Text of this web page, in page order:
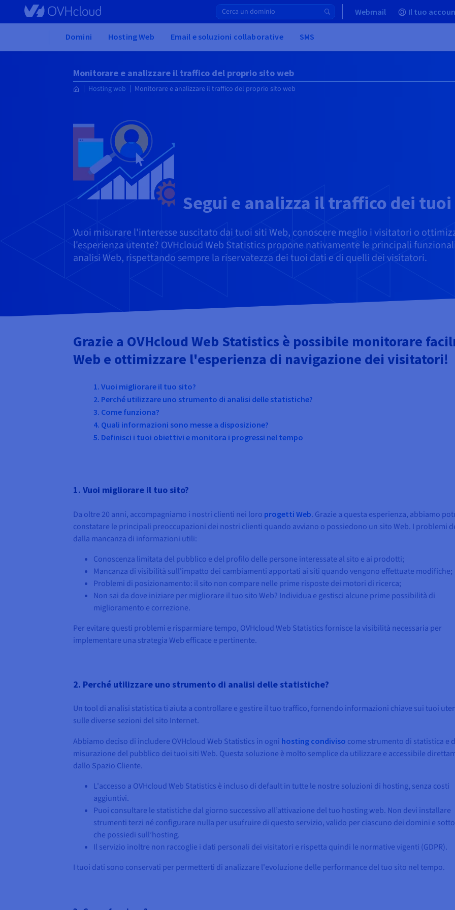
Skip to main content
Webmail Il tuo
Domini Hosting Web Email e soluzioni collaborative SMS
Monitorare e analizzare il traffico del proprio sito web
Hosting web Monitorare e analizzare il traffico del proprio sito web
Segui e analizza il traffico dei
Vuoi misurare l'interesse suscitato dai tuoi siti Web, conoscere meglio i visitatori o
l'esperienza utente? OVHcloud Web Statistics propone nativamente le principali
analisi Web, rispettando sempre la riservatezza dei tuoi dati e di quelli dei visitatori.
Grazie a OVHcloud Web Statistics è possibile monitorare
Web e ottimizzare l'esperienza di navigazione dei visitatori!
1. Vuoi migliorare il tuo sito?
2. Perché utilizzare uno strumento di analisi delle statistiche?
3. Come funziona?
4. Quali informazioni sono messe a disposizione?
5. Definisci i tuoi obiettivi e monitora i progressi nel tempo
1. Vuoi migliorare il tuo sito?
Da oltre 20 anni, accompagniamo i nostri clienti nei loro progetti Web. Grazie a questa esperienza, abbiamo
constatare le principali preoccupazioni dei nostri clienti quando avviano o possiedono un sito Web. I problemi
dalla mancanza di informazioni utili:
Conoscenza limitata del pubblico e del profilo delle persone interessate al sito e ai prodotti;
Mancanza di visibilità sull'impatto dei cambiamenti apportati ai siti quando vengono effettuate modifiche;
Problemi di posizionamento: il sito non compare nelle prime risposte dei motori di ricerca;
Non sai da dove iniziare per migliorare il tuo sito Web? Individua e gestisci alcune prime possibilità di
miglioramento e correzione.
Per evitare questi problemi e risparmiare tempo, OVHcloud Web Statistics fornisce la visibilità necessaria per
implementare una strategia Web efficace e pertinente.
2. Perché utilizzare uno strumento di analisi delle statistiche?
Un tool di analisi statistica ti aiuta a controllare e gestire il tuo traffico, fornendo informazioni chiave sui tuoi
sulle diverse sezioni del sito Internet.
Abbiamo deciso di includere OVHcloud Web Statistics in ogni hosting condiviso come strumento di statistica e
misurazione del pubblico dei tuoi siti Web. Questa soluzione è molto semplice da utilizzare e accessibile
dallo Spazio Cliente.
L'accesso a OVHcloud Web Statistics è incluso di default in tutte le nostre soluzioni di hosting, senza costi
aggiuntivi.
Puoi consultare le statistiche dal giorno successivo all’attivazione del tuo hosting web. Non devi installare
strumenti terzi né configurare nulla per usufruire di questo servizio, valido per ciascuno dei domini e
che possiedi sull’hosting.
Il servizio inoltre non raccoglie i dati personali dei visitatori e rispetta quindi le normative vigenti (GDPR).
I tuoi dati sono conservati per permetterti di analizzare l'evoluzione delle performance del tuo sito nel tempo.